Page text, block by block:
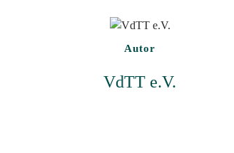
Autor
VdTT e.V.